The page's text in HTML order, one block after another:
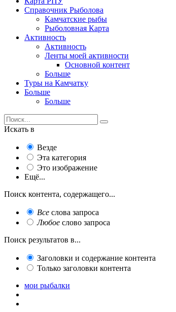
Справочник Рыболова
Камчатские рыбы
Рыболовная Карта
Активность
Активность
Ленты моей активности
Основной контент
Больше
Туры на Камчатку
Больше
Больше
Искать в
Везде
Эта категория
Это изображение
Ещё...
Поиск контента, содержащего...
Все слова запроса
Любое слово запроса
Поиск результатов в...
Заголовки и содержание контента
Только заголовки контента
мои рыбалки